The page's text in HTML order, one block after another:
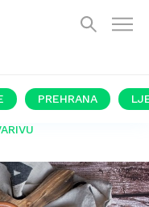
PREHRANA